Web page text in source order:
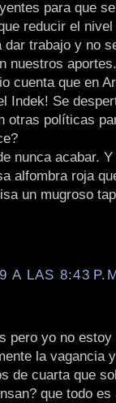
para que
reducir el
trabajo y no
nuestros aportes.
cuenta que en
Indek! Se
otras políticas
nunca acabar.
alfombra roja
un mugroso
A LAS 8:43
pero yo no
la vagancia
de cuarta que
que todo